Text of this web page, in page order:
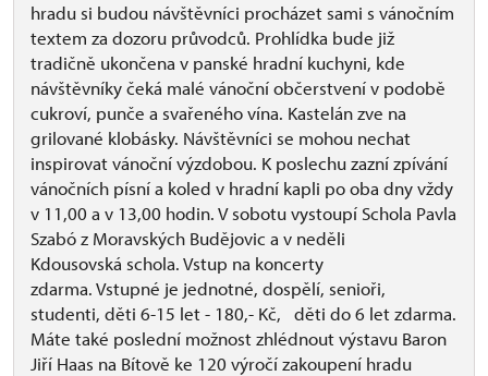
hradu si budou návštěvníci procházet sami s vánočním
textem za dozoru průvodců. Prohlídka bude již
tradičně ukončena v panské hradní kuchyni, kde
návštěvníky čeká malé vánoční občerstvení v podobě
cukroví, punče a svařeného vína. Kastelán zve na
grilované klobásky. Návštěvníci se mohou nechat
inspirovat vánoční výzdobou. K poslechu zazní zpívání
vánočních písní a koled v hradní kapli po oba dny vždy
v 11,00 a v 13,00 hodin. V sobotu vystoupí Schola Pavla
Szabó z Moravských Budějovic a v neděli
Kdousovská schola. Vstup na koncerty
zdarma. Vstupné je jednotné, dospělí, senioři,
studenti, děti 6-15 let - 180,- Kč, děti do 6 let zdarma.
Máte také poslední možnost zhlédnout výstavu Baron
Jiří Haas na Bítově ke 120 výročí zakoupení hradu